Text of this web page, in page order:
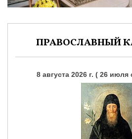
ПРАВОСЛАВНЫЙ
8 августа 2026 г. ( 26 июля